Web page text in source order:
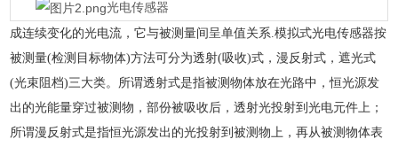
光电传感器
成连续变化的光电流，它与被测量间呈单值关系.模拟式光电传感器按
被测量(检测目标物体)方法可分为透射(吸收)式，漫反射式，遮光式
(光束阻档)三大类。所谓透射式是指被测物体放在光路中，恒光源发
出的光能量穿过被测物，部份被吸收后，透射光投射到光电元件上；
所谓漫反射式是指恒光源发出的光投射到被测物上，再从被测物体表